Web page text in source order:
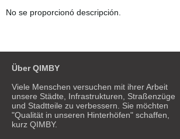
No se proporcionó descripción.
Über QIMBY
Viele Menschen versuchen mit ihrer Arbeit
unsere Städte, Infrastrukturen, Straßenzüge
und Stadtteile zu verbessern. Sie möchten
"Qualität in unseren Hinterhöfen" schaffen,
kurz QIMBY.